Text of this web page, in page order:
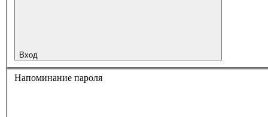
Вход
Напоминание пароля